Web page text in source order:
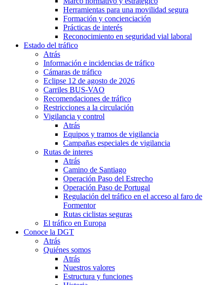
Herramientas para una movilidad segura
Formación y concienciación
Prácticas de interés
Reconocimiento en seguridad vial laboral
Estado del tráfico
Atrás
Información e incidencias de tráfico
Cámaras de tráfico
Eclipse 12 de agosto de 2026
Carriles BUS-VAO
Recomendaciones de tráfico
Restricciones a la circulación
Vigilancia y control
Atrás
Equipos y tramos de vigilancia
Campañas especiales de vigilancia
Rutas de interes
Atrás
Camino de Santiago
Operación Paso del Estrecho
Operación Paso de Portugal
Regulación del tráfico en el acceso al faro de
Formentor
Rutas ciclistas seguras
El tráfico en Europa
Conoce la DGT
Atrás
Quiénes somos
Atrás
Nuestros valores
Estructura y funciones